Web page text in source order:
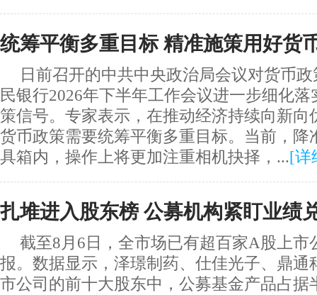
统筹平衡多重目标 精准施策用好货
日前召开的中共中央政治局会议对货币
民银行2026年下半年工作会议进一步细化
策信号。专家表示，在推动经济持续向新向
货币政策需要统筹平衡多重目标。当前，降
具箱内，操作上将更加注重相机抉择，...[详
扎堆进入股东榜 公募机构紧盯业绩
截至8月6日，全市场已有超百家A股上市
报。数据显示，泽璟制药、仕佳光子、鼎通
市公司的前十大股东中，公募基金产品占据